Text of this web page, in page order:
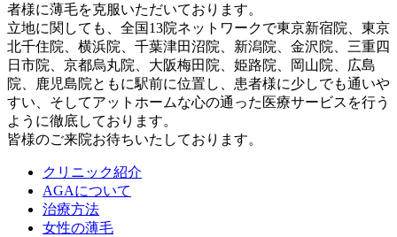
者様に薄毛を克服いただいております。
立地に関しても、全国13院ネットワークで東京新宿院、東京
北千住院、横浜院、千葉津田沼院、新潟院、金沢院、三重四
日市院、京都烏丸院、大阪梅田院、姫路院、岡山院、広島
院、鹿児島院ともに駅前に位置し、患者様に少しでも通いや
すい、そしてアットホームな心の通った医療サービスを行う
ように徹底しております。
皆様のご来院お待ちいたしております。
クリニック紹介
AGAについて
治療方法
女性の薄毛